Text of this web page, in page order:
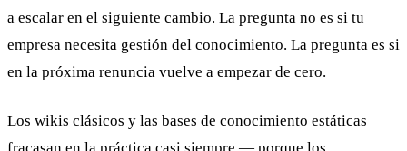
a escalar en el siguiente cambio. La pregunta no es si tu
empresa necesita gestión del conocimiento. La pregunta es si
en la próxima renuncia vuelve a empezar de cero.
Los wikis clásicos y las bases de conocimiento estáticas